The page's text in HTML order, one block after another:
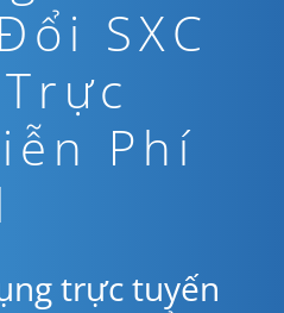
SXC
Phí
trực tuyến